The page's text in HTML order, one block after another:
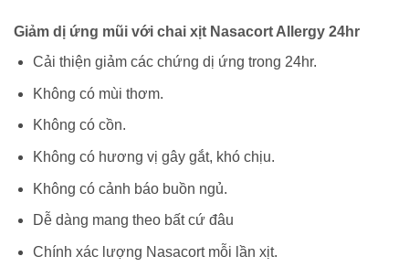
Giảm dị ứng mũi với chai xịt Nasacort Allergy 24hr
Cải thiện giảm các chứng dị ứng trong 24hr.
Không có mùi thơm.
Không có cồn.
Không có hương vị gây gắt, khó chịu.
Không có cảnh báo buồn ngủ.
Dễ dàng mang theo bất cứ đâu
Chính xác lượng Nasacort mỗi lần xịt.